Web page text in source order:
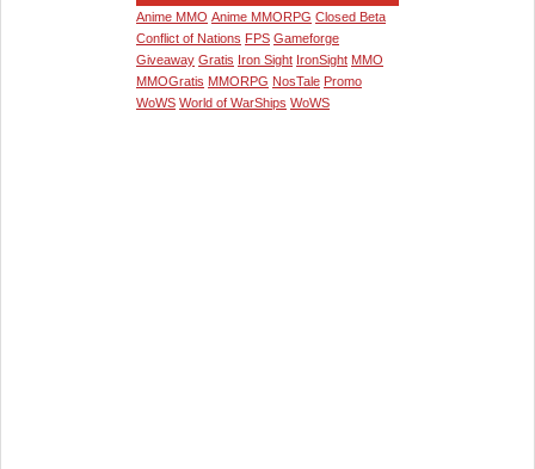
Anime MMO Anime MMORPG Closed Beta
Conflict of Nations FPS Gameforge
Giveaway Gratis Iron Sight IronSight MMO
MMOGratis MMORPG NosTale Promo
WoWS World of WarShips WoWS